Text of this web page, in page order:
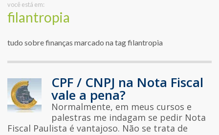
você está em:
filantropia
tudo sobre finanças marcado na tag filantropia
CPF / CNPJ na Nota Fiscal
vale a pena?
Normalmente, em meus cursos e
palestras me indagam se pedir Nota
Fiscal Paulista é vantajoso. Não se trata de